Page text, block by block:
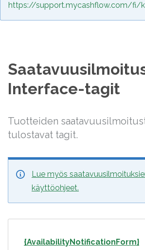
https://support.mycashflow.com/fi/
Interface-tagit
Tuotteiden
tulostavat tagit.
Lue myös
käyttöohjeet.
{AvailabilityNotificationForm}